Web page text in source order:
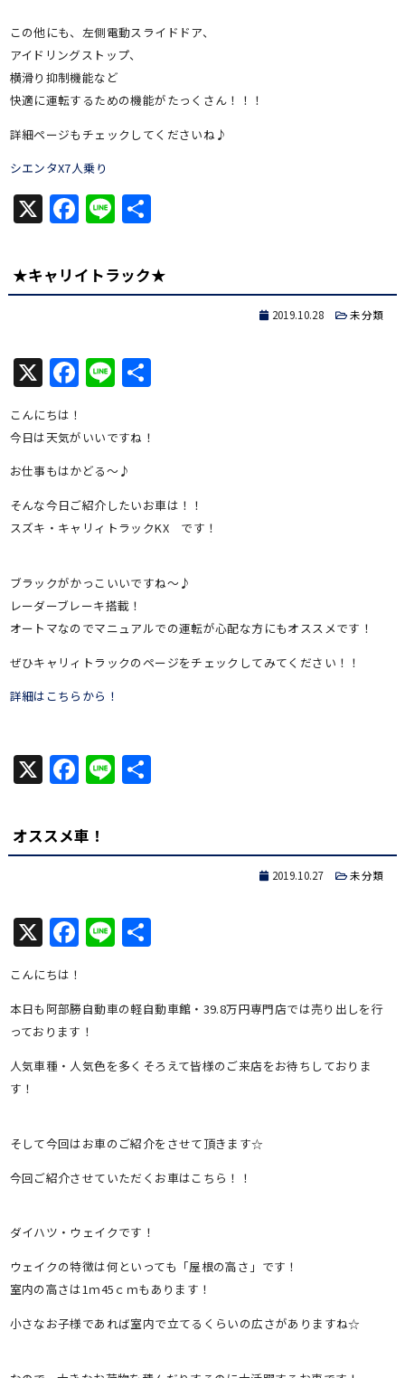
この他にも、左側電動スライドドア、
アイドリングストップ、
横滑り抑制機能など
快適に運転するための機能がたっくさん！！！
詳細ページもチェックしてくださいね♪
シエンタX7人乗り
X Facebook
Line共
★キャリイトラック★
2019.10.28 未分類
X Facebook
Line共
こんにちは！
今日は天気がいいですね！
お仕事もはかどる～♪
そんな今日ご紹介したいお車は！！
スズキ・キャリィトラックKX です！
ブラックがかっこいいですね～♪
レーダーブレーキ搭載！
オートマなのでマニュアルでの運転が心配な方にもオススメです！
ぜひキャリィトラックのページをチェックしてみてください！！
詳細はこちらから！
X Facebook
Line共
オススメ車！
2019.10.27 未分類
X Facebook
Line共
こんにちは！
本日も阿部勝自動車の軽自動車館・39.8万円専門店では売り出しを行
っております！
人気車種・人気色を多くそろえて皆様のご来店をお待ちしておりま
す！
そして今回はお車のご紹介をさせて頂きます☆
今回ご紹介させていただくお車はこちら！！
ダイハツ・ウェイクです！
ウェイクの特徴は何といっても「屋根の高さ」です！
室内の高さは1ｍ45ｃｍもあります！
小さなお子様であれば室内で立てるくらいの広さがありますね☆